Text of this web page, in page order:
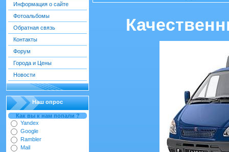
Информация о сайте
Фотоальбомы
Обратная связь
Контакты
Форум
Города и Цены
Новости
Наш опрос
Как вы к нам попали ?
Yandex
Google
Rambler
Mail